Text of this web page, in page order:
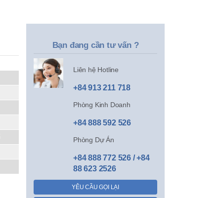
Bạn đang cần tư vấn ?
Liên hệ Hotline
+84 913 211 718
Phòng Kinh Doanh
+84 888 592 526
Phòng Dự Án
+84 888 772 526 / +84
88 623 2526
YÊU CẦU GỌI LẠI